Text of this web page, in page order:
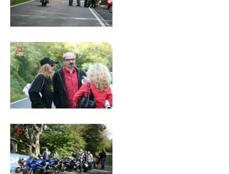
Merchandise
Aktionen
Info/Presse
Unterfahrschutz
Unterfahrschutz
-
Unterfahrschutz
-
Technik
Unterfahrschutz